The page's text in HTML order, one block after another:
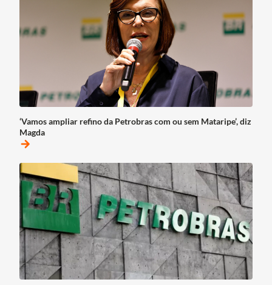
‘Vamos ampliar refino da Petrobras com ou sem Mataripe’, diz
Magda
arrow_forward